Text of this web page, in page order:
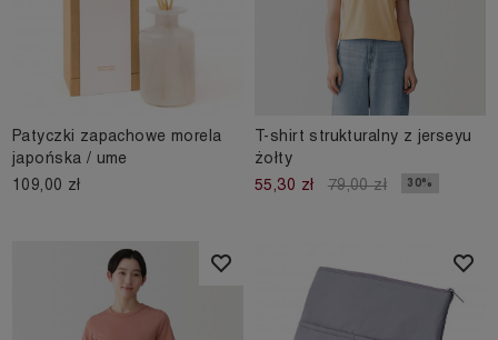
Patyczki zapachowe morela
japońska / ume
109,00 zł
T-shirt strukturalny z jerseyu
żołty
55,30 zł
79,00 zł 30%